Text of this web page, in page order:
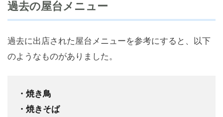
過去の屋台メニュー
過去に出店された屋台メニューを参考にすると、以下
のようなものがありました。
・焼き鳥
・焼きそば